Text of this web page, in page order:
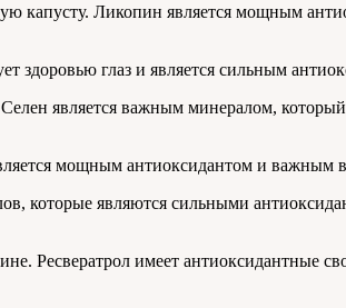
капусту. Ликопин является мощным
здоровью глаз и является сильным
является важным минералом,
мощным антиоксидантом и важным в
которые являются сильными
Ресвератрол имеет антиоксидантные